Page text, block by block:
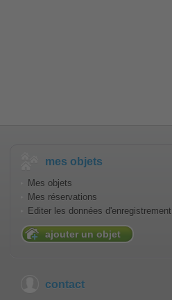
mes objets
Mes objets
Mes réservations
Editer les données d'enregistrement
ajouter un objet
contact